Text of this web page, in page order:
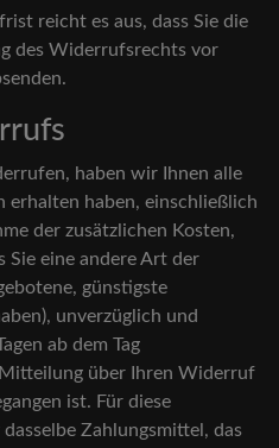
reicht es aus, dass Sie die
des Widerrufsrechts vor
haben wir Ihnen alle
erhalten haben, einschließlich
der zusätzlichen Kosten,
Sie eine andere Art der
günstigste
unverzüglich und
ab dem Tag
über Ihren Widerruf
ist. Für diese
Zahlungsmittel, das